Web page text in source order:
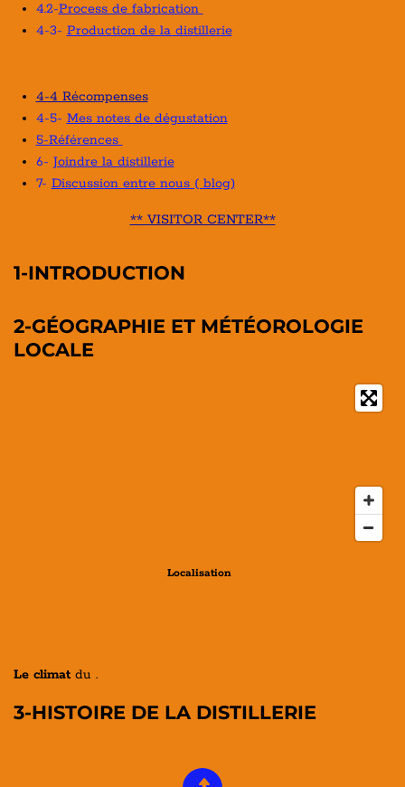
4.2-Process de fabrication
4-3- Production de la distillerie
4-4 Récompenses
4-5- Mes notes de dégustation
5-Références
6- Joindre la distillerie
7- Discussion entre nous ( blog)
** VISITOR CENTER**
1-INTRODUCTION
2-GÉOGRAPHIE ET MÉTÉOROLOGIE
LOCALE
Localisation
Le climat du .
3-HISTOIRE DE LA DISTILLERIE